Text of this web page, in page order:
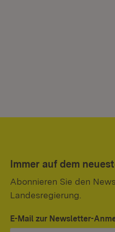
Immer auf dem
Abonnieren Sie den
Landesregierung.
E-Mail zur Newsletter-